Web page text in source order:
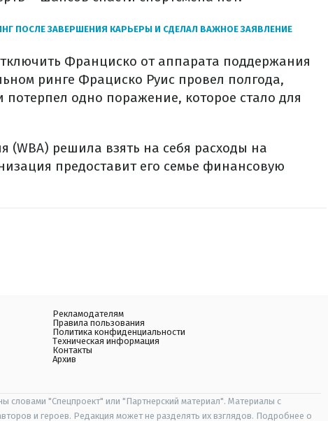
ПОСЛЕ ЗАВЕРШЕНИЯ КАРЬЕРЫ И СДЕЛАЛ ВАЖНОЕ ЗАЯВЛЕНИЕ
Франциско от аппарата поддержания
ринге Фрациско Руис провел полгода,
одно поражение, которое стало для
(WBA) решила взять на себя расходы на
предоставит его семье финансовую
Рекламодателям
Правила пользования
Политика конфиденциальности
Техническая информация
Контакты
Архив
словами "Спецпроект" или "Партнерский материал". Материалы с
и героев. Редакция может не разделять их взглядов. Подробнее о